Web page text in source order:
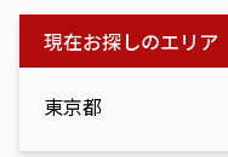
現在お探しのエリア
東京都